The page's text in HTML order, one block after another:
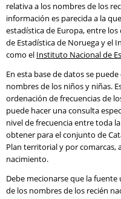
relativa a los nombres de los
información es parecida a la
estadística de Europa, entre
de Estadística de Noruega y el
como el Instituto Nacional de
En esta base de datos se
nombres de los niños y niñas.
ordenación de frecuencias de
puede hacer una consulta
nivel de frecuencia entre toda
obtener para el conjunto de
Plan territorial y por comarcas,
nacimiento.
Debe mecionarse que la
de los nombres de los recién